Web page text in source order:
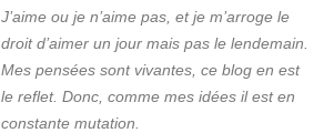
J’aime ou je n’aime pas, et je m’arroge le
droit d’aimer un jour mais pas le lendemain.
Mes pensées sont vivantes, ce blog en est
le reflet. Donc, comme mes idées il est en
constante mutation.